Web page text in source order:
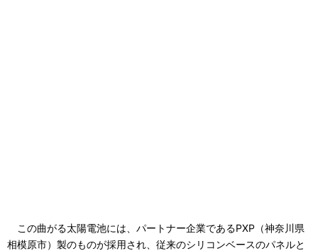
この曲がる太陽電池には、パートナー企業であるPXP（神奈川県
相模原市）製のものが採用され、従来のシリコンベースのパネルと